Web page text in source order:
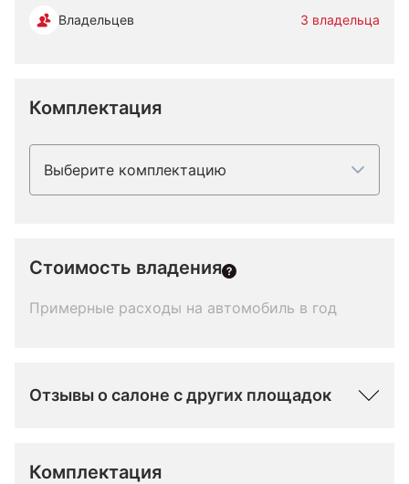
Владельцев 3 владельца
Комплектация
Выберите комплектацию
Стоимость владения
Примерные расходы на автомобиль в год
Отзывы о салоне с других площадок
Комплектация